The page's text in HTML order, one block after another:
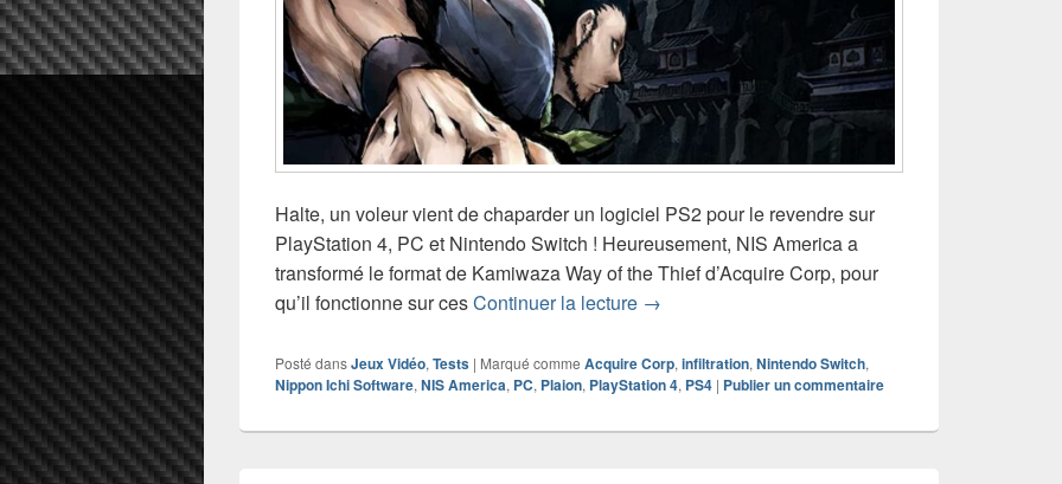
Halte, un voleur vient de chaparder un logiciel PS2 pour le revendre sur
PlayStation 4, PC et Nintendo Switch ! Heureusement, NIS America a
transformé le format de Kamiwaza Way of the Thief d’Acquire Corp, pour
qu’il fonctionne sur cesContinuer la lecture Chronique jeu vidéo Kamiwaza Way of the Thief
→
Posté dansJeux Vidéo, Tests | Marqué comme Acquire Corp, infiltration, Nintendo Switch,
Nippon Ichi Software, NIS America, PC, Plaion, PlayStation 4, PS4 | Publier un commentaire